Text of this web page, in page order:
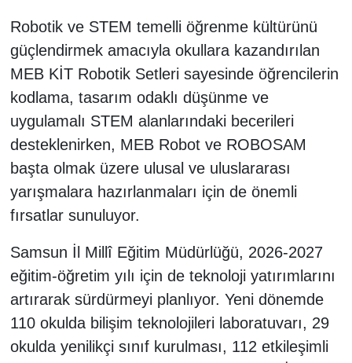
Robotik ve STEM temelli öğrenme kültürünü
güçlendirmek amacıyla okullara kazandırılan
MEB KİT Robotik Setleri sayesinde öğrencilerin
kodlama, tasarım odaklı düşünme ve
uygulamalı STEM alanlarındaki becerileri
desteklenirken, MEB Robot ve ROBOSAM
başta olmak üzere ulusal ve uluslararası
yarışmalara hazırlanmaları için de önemli
fırsatlar sunuluyor.
Samsun İl Millî Eğitim Müdürlüğü, 2026-2027
eğitim-öğretim yılı için de teknoloji yatırımlarını
artırarak sürdürmeyi planlıyor. Yeni dönemde
110 okulda bilişim teknolojileri laboratuvarı, 29
okulda yenilikçi sınıf kurulması, 112 etkileşimli